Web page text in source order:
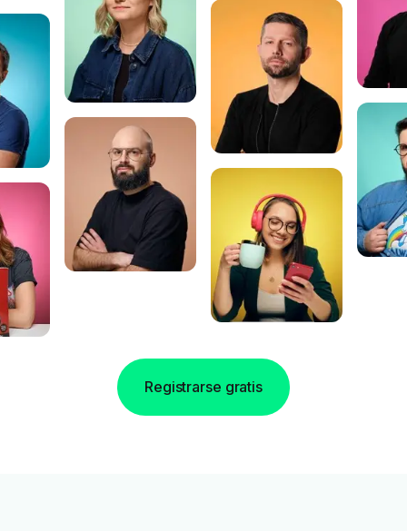
Registrarse gratis